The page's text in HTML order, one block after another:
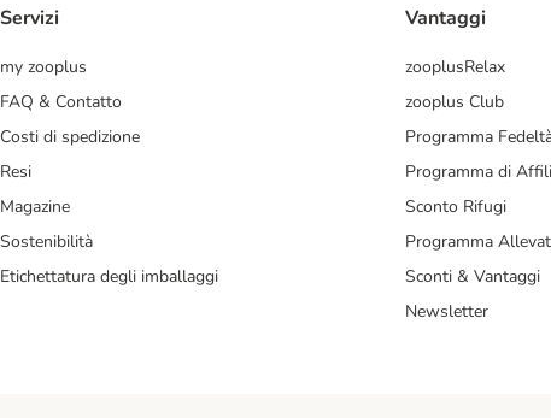
Servizi
my zooplus
FAQ & Contatto
Costi di spedizione
Resi
Magazine
Sostenibilità
Etichettatura degli imballaggi
Vantaggi
zooplusRelax
zooplus Club
Programma
Programma di
Sconto Rifugi
Programma
Sconti & Vantaggi
Newsletter